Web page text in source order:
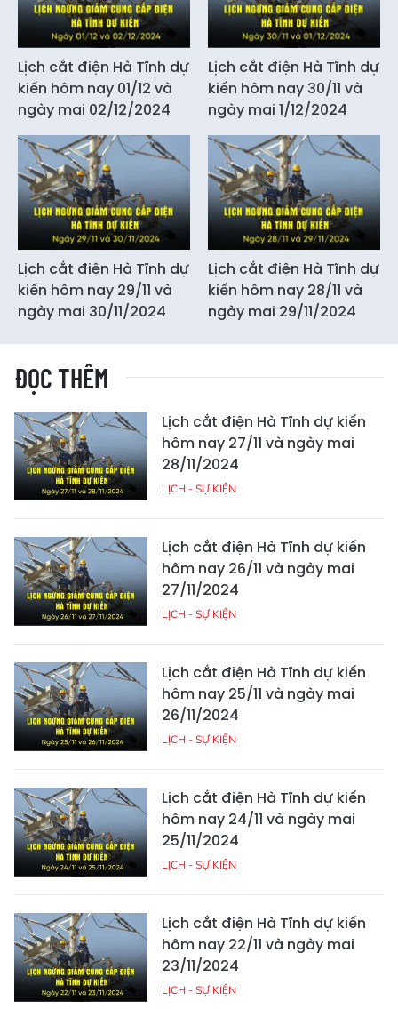
Lịch cắt điện Hà Tĩnh dự
kiến hôm nay 01/12 và
ngày mai 02/12/2024
Lịch cắt điện Hà Tĩnh dự
kiến hôm nay 30/11 và
ngày mai 1/12/2024
Lịch cắt điện Hà Tĩnh dự
kiến hôm nay 29/11 và
ngày mai 30/11/2024
Lịch cắt điện Hà Tĩnh dự
kiến hôm nay 28/11 và
ngày mai 29/11/2024
ĐỌC THÊM
Lịch cắt điện Hà Tĩnh dự kiến
hôm nay 27/11 và ngày mai
28/11/2024
LỊCH - SỰ KIỆN
Lịch cắt điện Hà Tĩnh dự kiến
hôm nay 26/11 và ngày mai
27/11/2024
LỊCH - SỰ KIỆN
Lịch cắt điện Hà Tĩnh dự kiến
hôm nay 25/11 và ngày mai
26/11/2024
LỊCH - SỰ KIỆN
Lịch cắt điện Hà Tĩnh dự kiến
hôm nay 24/11 và ngày mai
25/11/2024
LỊCH - SỰ KIỆN
Lịch cắt điện Hà Tĩnh dự kiến
hôm nay 22/11 và ngày mai
23/11/2024
LỊCH - SỰ KIỆN